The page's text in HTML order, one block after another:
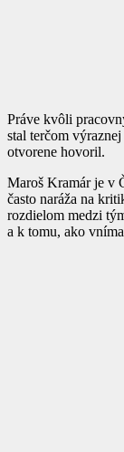
Práve kvôli
stal terčom
otvorene hovoril.
Maroš Kramár je v
často naráža na
rozdielom medzi
a k tomu, ako